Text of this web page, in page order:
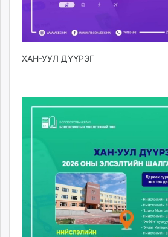
ХАН-УУЛ ДҮҮРЭГ